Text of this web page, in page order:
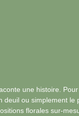
une histoire.
deuil ou simplement le
florales sur-